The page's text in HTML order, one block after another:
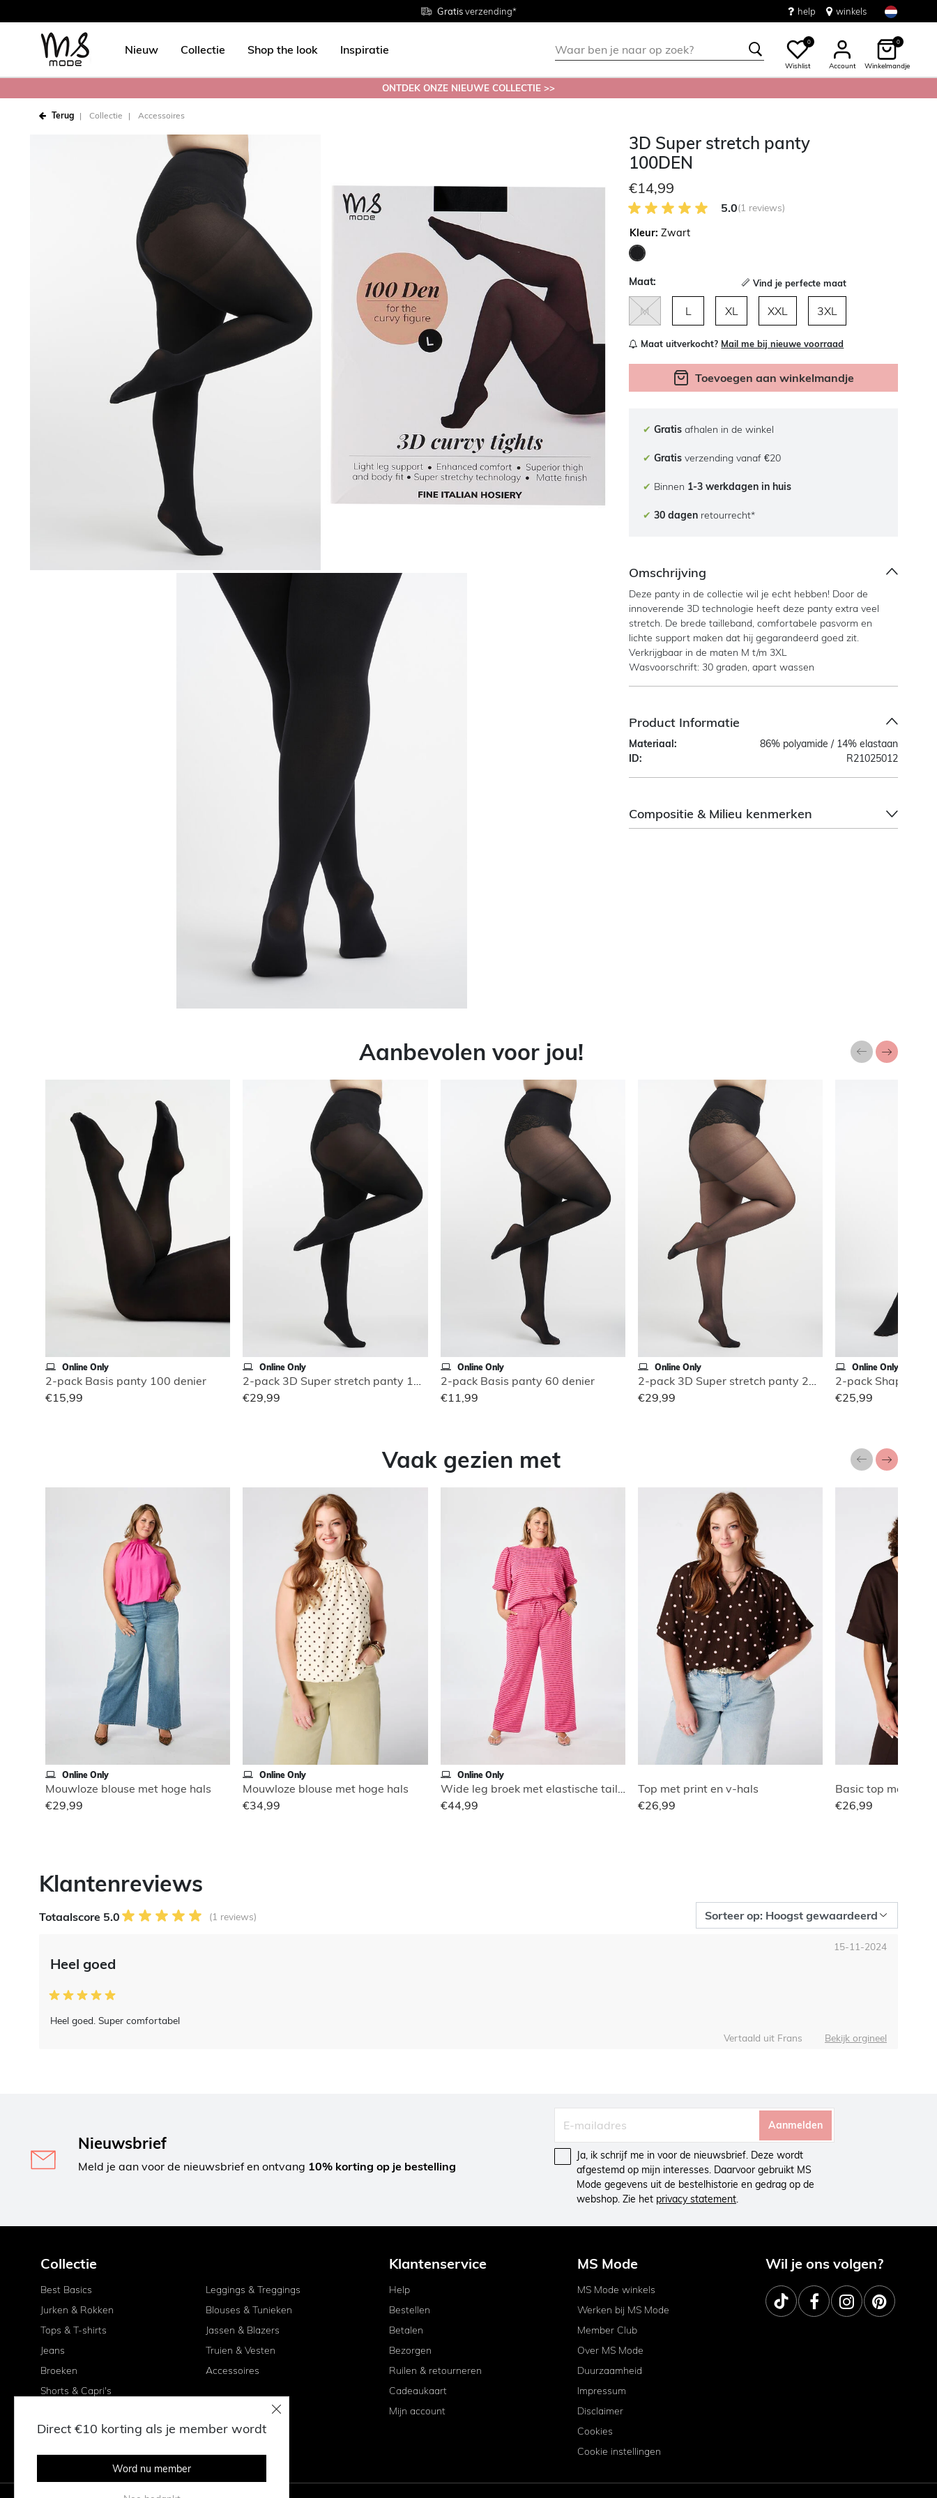
Gratisverzending*
Maten38 - 54
Gratisretourneren in de winkel help winkels
Nieuw Collectie Shop the look Inspiratie
0
Wishlist Account
0
Winkelmandje
ONTDEK ONZE NIEUWE COLLECTIE >>
Terug Collectie Accessoires
3D Super stretch panty
100DEN
€14,99
5.0 van 5 Klantenbeoordeling
5.0(1 reviews)
Kleur:Zwart
Maat: Vind je perfecte maat
M L XL XXL 3XL
Maat uitverkocht? Mail me bij nieuwe voorraad
Toevoegen aan winkelmandje
✔ Gratis afhalen in de winkel
✔ Gratis verzending vanaf €20
✔ Binnen 1-3 werkdagen in huis
✔ 30 dagen retourrecht*
Omschrijving
Deze panty in de collectie wil je echt hebben! Door de
innoverende 3D technologie heeft deze panty extra veel
stretch. De brede tailleband, comfortabele pasvorm en
lichte support maken dat hij gegarandeerd goed zit.
Verkrijgbaar in de maten M t/m 3XL
Wasvoorschrift: 30 graden, apart wassen
Product Informatie
Materiaal:
86% polyamide / 14% elastaan
ID:
R21025012
Compositie & Milieu kenmerken
Aanbevolen voor jou!
Online Only
2-pack Basis panty 100 denier
€15,99
Online Only
2-pack 3D Super stretch panty 100 den
€29,99
Online Only
2-pack Basis panty 60 denier
€11,99
Online Only
2-pack 3D Super stretch panty 20 denier
€29,99
Online Only
2-pack Shaping
€25,99
Vaak gezien met
Online Only
Mouwloze blouse met hoge hals
€29,99
Online Only
Mouwloze blouse met hoge hals
€34,99
Online Only
Wide leg broek met elastische taille
€44,99
Top met print en v-hals
€26,99
Basic top met
€26,99
Klantenreviews
Totaalscore 5.0 (1 reviews)
Heel goed
Heel goed. Super comfortabel
15-11-2024
Vertaald uit Frans Bekijk orgineel
Nieuwsbrief
Meld je aan voor de nieuwsbrief en ontvang 10% korting op je bestelling
Aanmelden
Ja, ik schrijf me in voor de nieuwsbrief. Deze wordt
afgestemd op mijn interesses. Daarvoor gebruikt MS
Mode gegevens uit de bestelhistorie en gedrag op de
webshop. Zie het privacy statement.
Collectie
Best Basics
Jurken & Rokken
Tops & T-shirts
Jeans
Broeken
Shorts & Capri's
Leggings & Treggings
Blouses & Tunieken
Jassen & Blazers
Truien & Vesten
Accessoires
Klantenservice
Help
Bestellen
Betalen
Bezorgen
Ruilen & retourneren
Cadeaukaart
Mijn account
MS Mode
MS Mode winkels
Werken bij MS Mode
Member Club
Over MS Mode
Duurzaamheid
Impressum
Disclaimer
Cookies
Cookie instellingen
Wil je ons volgen?
Direct €10 korting als je member wordt
Word nu member